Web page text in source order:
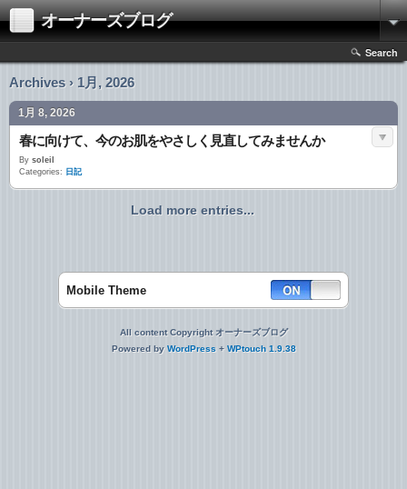
オーナーズブログ
Search
Archives › 1月, 2026
1月 8, 2026
春に向けて、今のお肌をやさしく見直してみませんか
By soleil
Categories: 日記
Load more entries...
Mobile Theme
All content Copyright オーナーズブログ
Powered by WordPress + WPtouch 1.9.38